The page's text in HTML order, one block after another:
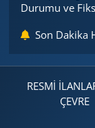
Durumu ve
Son Dakika
RESMİ
ÇEVRE